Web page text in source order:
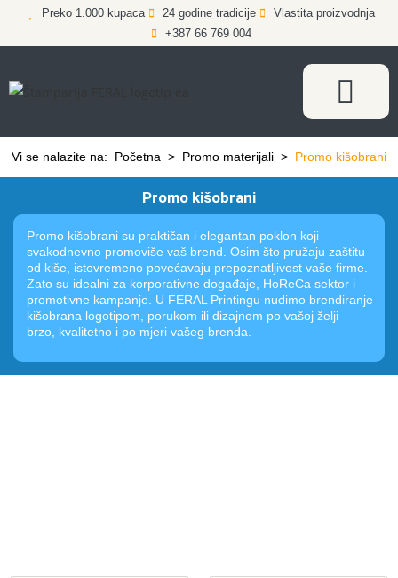
Preko 1.000 kupaca 24 godine tradicije
Vlastita proizvodnja
+387 66 769 004
Vi se nalazite na: Početna > Promo materijali > Promo kišobrani
Promo kišobrani
Promo kišobrani su praktičan i elegantan poklon koji
svakodnevno promoviše vaš brend. Osim što pružaju zaštitu
od kiše, istovremeno povećavaju prepoznatljivost vaše firme.
Zato su idealni za korporativne događaje, HoReCa sektor i
promotivne kampanje. U FERAL Printingu nudimo brendiranje
kišobrana logotipom, porukom ili dizajnom po vašoj želji –
brzo, kvalitetno i po mjeri vašeg brenda.